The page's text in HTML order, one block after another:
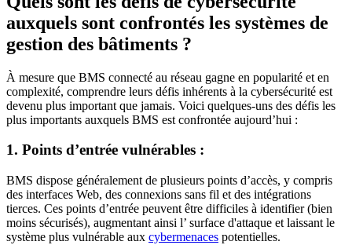
auxquels sont confrontés les systèmes de
gestion des bâtiments ?
À mesure que BMS connecté au réseau gagne en popularité et en
complexité, comprendre leurs défis inhérents à la cybersécurité est
devenu plus important que jamais. Voici quelques-uns des défis les
plus importants auxquels BMS est confrontée aujourd’hui :
1. Points d’entrée vulnérables :
BMS dispose généralement de plusieurs points d’accès, y compris
des interfaces Web, des connexions sans fil et des intégrations
tierces. Ces points d’entrée peuvent être difficiles à identifier (bien
moins sécurisés), augmentant ainsi l’ surface d'attaque et laissant le
système plus vulnérable aux cybermenaces potentielles.